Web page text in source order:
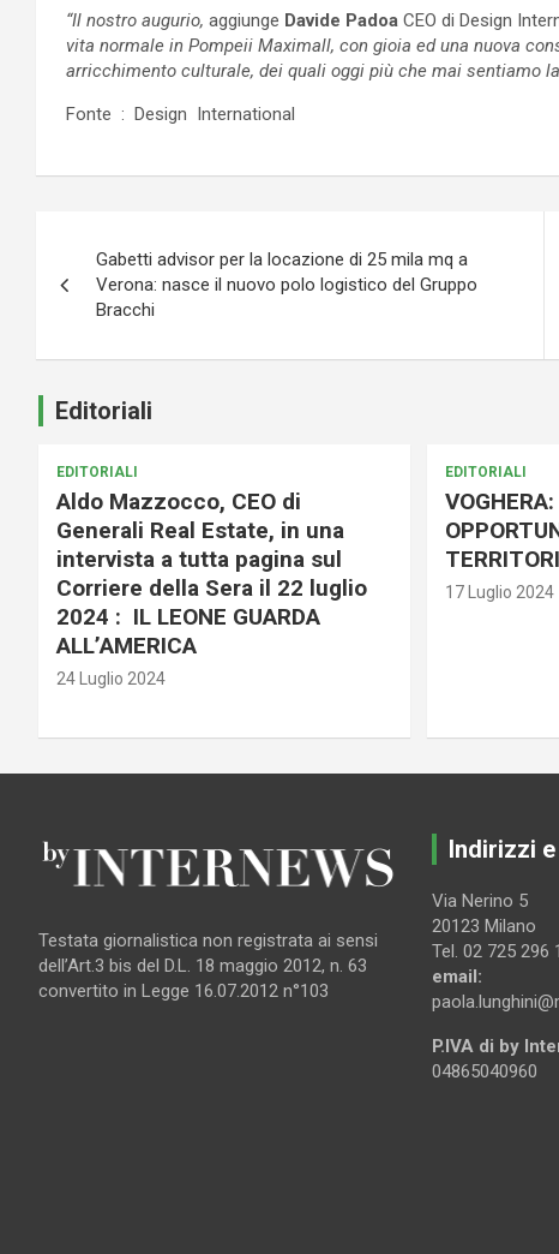
“Il nostro augurio, aggiunge Davide Padoa CEO di Design
vita normale in Pompeii Maximall, con gioia ed una nuova
arricchimento culturale, dei quali oggi più che mai sentiamo la
Fonte : Design International
articoli
Gabetti advisor per la locazione di 25 mila mq a
Verona: nasce il nuovo polo logistico del Gruppo
Bracchi
Editoriali
EDITORIALI
Aldo Mazzocco, CEO di
Generali Real Estate, in una
intervista a tutta pagina sul
Corriere della Sera il 22 luglio
2024 : IL LEONE GUARDA
ALL’AMERICA
24 Luglio 2024
EDITORIALI
17 Luglio 2024
Testata giornalistica non registrata ai sensi
dell’Art.3 bis del D.L. 18 maggio 2012, n. 63
convertito in Legge 16.07.2012 n°103
Indirizzi
Via Nerino 5
20123 Milano
Tel. 02 725 296
email:
P.IVA di by
04865040960